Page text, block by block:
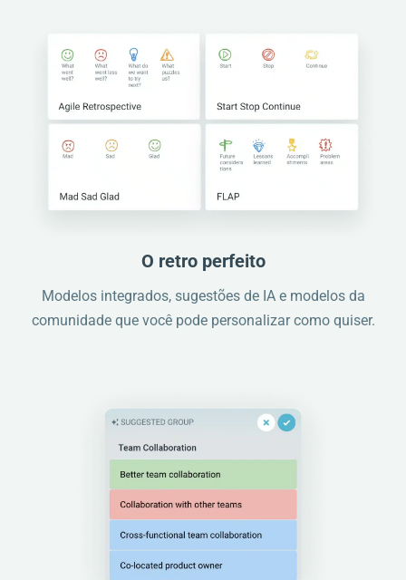
O retro perfeito
Modelos integrados, sugestões de IA e modelos da
comunidade que você pode personalizar como quiser.